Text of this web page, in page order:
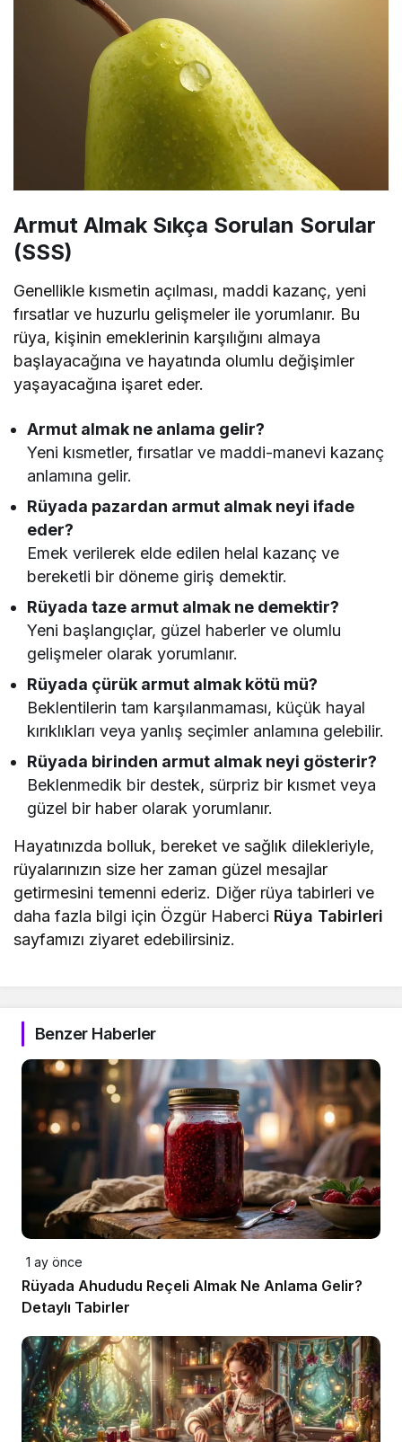
Armut Almak Sıkça Sorulan Sorular
(SSS)
Genellikle kısmetin açılması, maddi kazanç, yeni
fırsatlar ve huzurlu gelişmeler ile yorumlanır. Bu
rüya, kişinin emeklerinin karşılığını almaya
başlayacağına ve hayatında olumlu değişimler
yaşayacağına işaret eder.
Armut almak ne anlama gelir?
Yeni kısmetler, fırsatlar ve maddi-manevi kazanç
anlamına gelir.
Rüyada pazardan armut almak neyi ifade
eder?
Emek verilerek elde edilen helal kazanç ve
bereketli bir döneme giriş demektir.
Rüyada taze armut almak ne demektir?
Yeni başlangıçlar, güzel haberler ve olumlu
gelişmeler olarak yorumlanır.
Rüyada çürük armut almak kötü mü?
Beklentilerin tam karşılanmaması, küçük hayal
kırıklıkları veya yanlış seçimler anlamına gelebilir.
Rüyada birinden armut almak neyi gösterir?
Beklenmedik bir destek, sürpriz bir kısmet veya
güzel bir haber olarak yorumlanır.
Hayatınızda bolluk, bereket ve sağlık dilekleriyle,
rüyalarınızın size her zaman güzel mesajlar
getirmesini temenni ederiz. Diğer rüya tabirleri ve
daha fazla bilgi için Özgür Haberci Rüya Tabirleri
sayfamızı ziyaret edebilirsiniz.
Benzer Haberler
1 ay önce
Rüyada Ahududu Reçeli Almak Ne Anlama Gelir?
Detaylı Tabirler